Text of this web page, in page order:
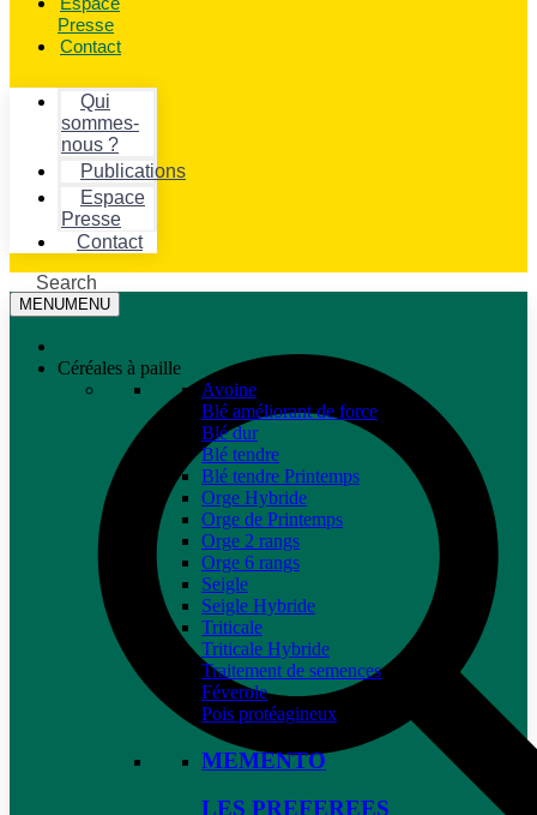
Presse
Contact
Qui
sommes-
nous ?
Publications
Espace
Presse
Contact
Search
MENUMENU
Céréales à paille
Avoine
Blé améliorant de force
Blé dur
Blé tendre
Blé tendre Printemps
Orge Hybride
Orge de Printemps
Orge 2 rangs
Orge 6 rangs
Seigle
Seigle Hybride
Triticale
Triticale Hybride
Traitement de semences
Féverole
Pois protéagineux
MEMENTO
LES PREFEREES